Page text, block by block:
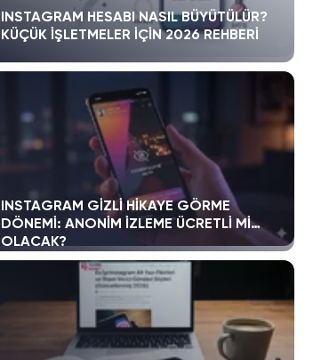
INSTAGRAM HESABI NASIL BÜYÜTÜLÜR?
KÜÇÜK İŞLETMELER İÇIN 2026 REHBERI
INSTAGRAM GIZLI HIKAYE GÖRME
DÖNEMI: ANONIM İZLEME ÜCRETLI MI
OLACAK?